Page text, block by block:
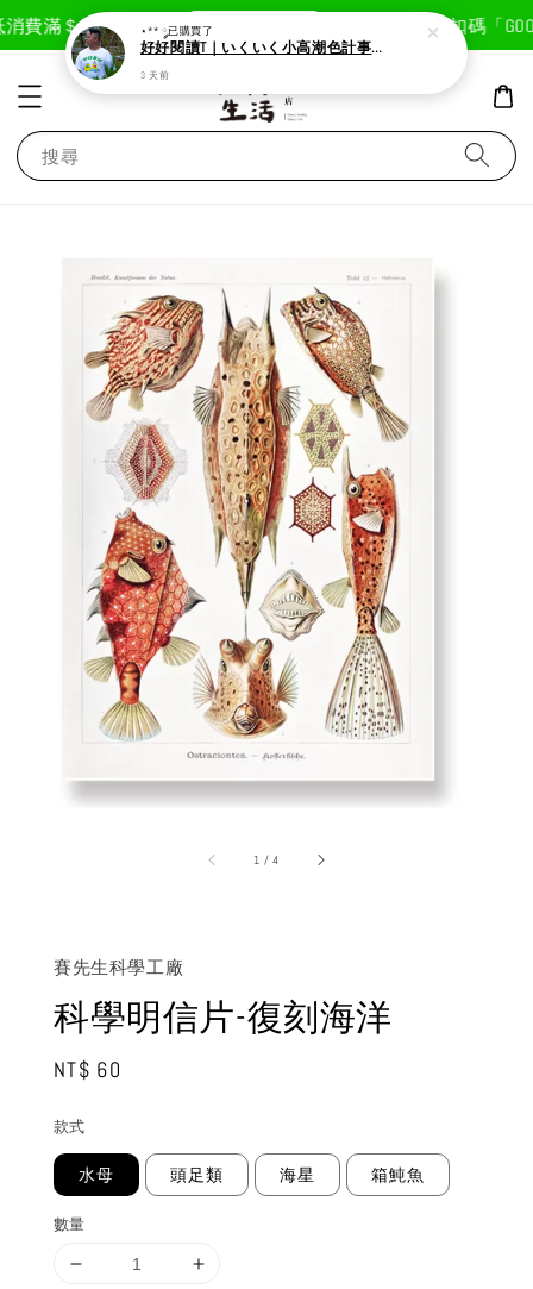
費滿＄1800免運費 現在去購物！ 首次註冊輸入折扣碼「
搜尋
1 /4
賽先生科學工廠
科學明信片-復刻海洋
Regular
NT$ 60
款式
水母 頭足類 海星 箱魨魚
數量
⋆** ༘已購買了
好好閱讀T｜いくいく小高潮色計事務所X好好生活書店聯名款
3 天前